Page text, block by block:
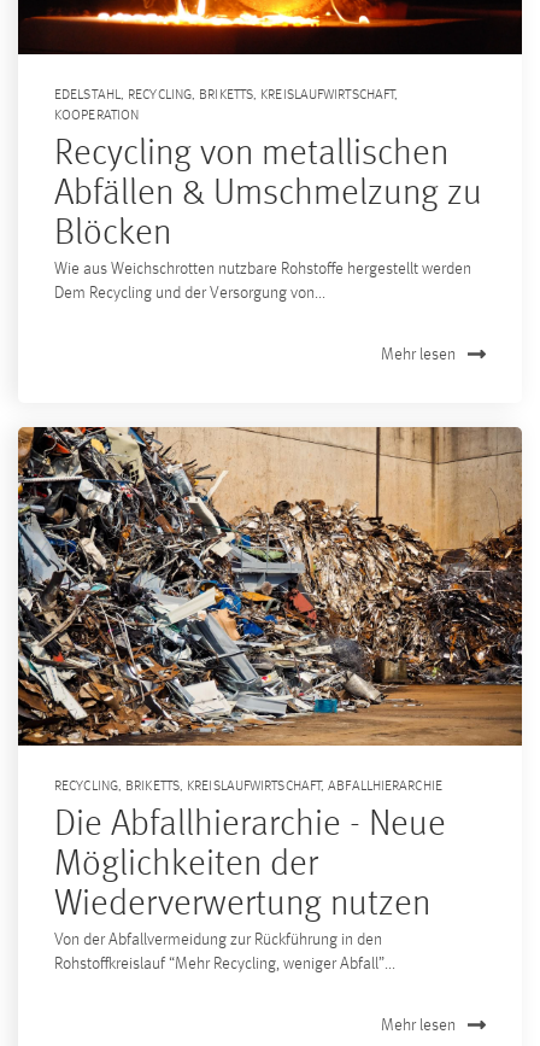
EDELSTAHL, RECYCLING, BRIKETTS, KREISLAUFWIRTSCHAFT,
KOOPERATION
Recycling von metallischen
Abfällen & Umschmelzung zu
Blöcken
Wie aus Weichschrotten nutzbare Rohstoffe hergestellt werden
Dem Recycling und der Versorgung von...
Mehr lesen
RECYCLING, BRIKETTS, KREISLAUFWIRTSCHAFT,ABFALLHIERARCHIE
Die Abfallhierarchie - Neue
Möglichkeiten der
Wiederverwertung nutzen
Von der Abfallvermeidung zur Rückführung in den
Rohstoffkreislauf “Mehr Recycling, weniger Abfall”...
Mehr lesen